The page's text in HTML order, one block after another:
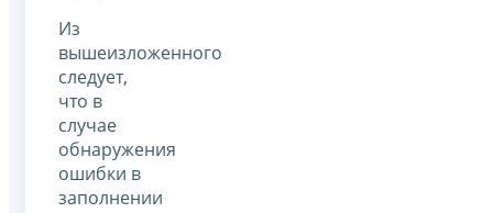
Из
вышеизложенного
следует,
что в
случае
обнаружения
ошибки в
заполнении